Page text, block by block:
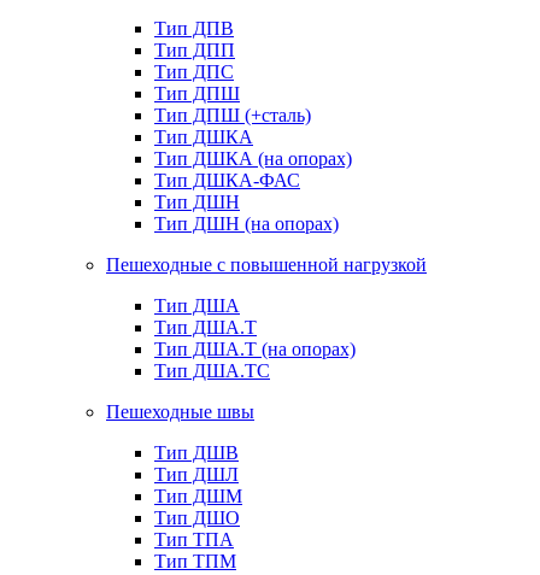
Тип ДПВ
Тип ДПП
Тип ДПС
Тип ДПШ
Тип ДПШ (+сталь)
Тип ДШКА
Тип ДШКА (на опорах)
Тип ДШКА-ФАС
Тип ДШН
Тип ДШН (на опорах)
Пешеходные с повышенной нагрузкой
Тип ДША
Тип ДША.Т
Тип ДША.Т (на опорах)
Тип ДША.ТС
Пешеходные швы
Тип ДШВ
Тип ДШЛ
Тип ДШМ
Тип ДШО
Тип ТПА
Тип ТПМ